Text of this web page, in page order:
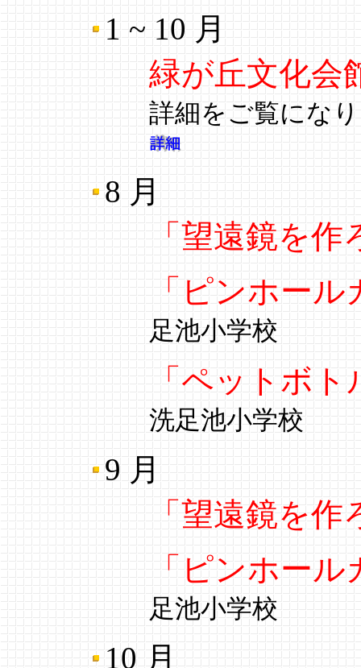
1 ~ 10 月
緑が丘文化会
詳細をご覧にな
8 月
「望遠鏡を作
「ピンホー
足池小学校
「ペットボ
洗足池小学校
9 月
「望遠鏡を作
「ピンホー
足池小学校
10 月